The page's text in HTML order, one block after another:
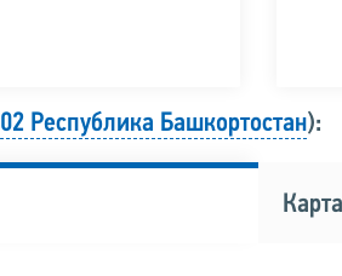
02 Республика Башкортостан):
Карта